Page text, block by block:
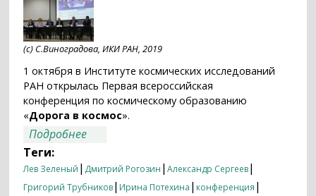
(с) С.Виноградова, ИКИ РАН, 2019
1 октября в Институте космических исследований
РАН открылась Первая всероссийская
конференция по космическому образованию
«Дорога в космос».
Подробнее
Теги:
Лев Зеленый | Дмитрий Рогозин |Александр Сергеев|
Григорий Трубников| Ирина Потехина | конференция |